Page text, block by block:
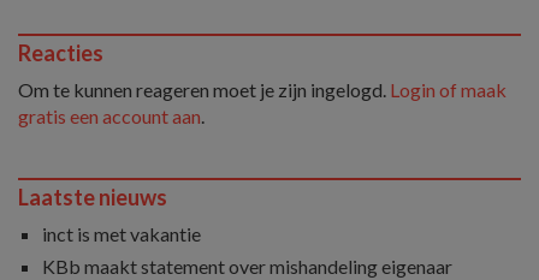
Reacties
Om te kunnen reageren moet je zijn ingelogd. Login of maak
gratis een account aan.
Laatste nieuws
inct is met vakantie
KBb maakt statement over mishandeling eigenaar